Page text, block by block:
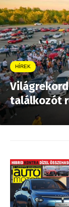
HÍREK
találkozót